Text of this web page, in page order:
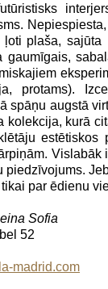
plaša, sajūta
gaumīgais,
protams).
spāņu augstā
kolekcija, kurā
estētiskos
Vislabāk
piedzīvojums.
par ēdienu
Sofia
52
madrid.com